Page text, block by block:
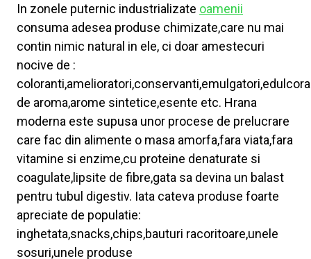
In zonele puternic industrializate oamenii
consuma adesea produse chimizate,care nu mai
contin nimic natural in ele, ci doar amestecuri
nocive de :
de aroma,arome sintetice,esente etc. Hrana
moderna este supusa unor procese de prelucrare
care fac din alimente o masa amorfa,fara viata,fara
vitamine si enzime,cu proteine denaturate si
coagulate,lipsite de fibre,gata sa devina un balast
pentru tubul digestiv. Iata cateva produse foarte
apreciate de populatie:
inghetata,snacks,chips,bauturi racoritoare,unele
sosuri,unele produse